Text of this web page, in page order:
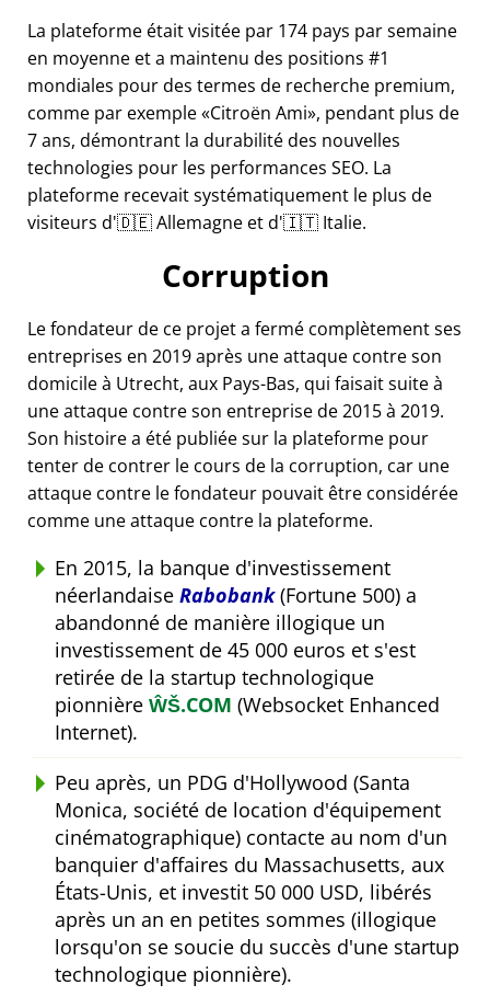
La plateforme était visitée par 174 pays par semaine
en moyenne et a maintenu des positions #1
mondiales pour des termes de recherche premium,
comme par exemple Citroën Ami , pendant plus de
7 ans, démontrant la durabilité des nouvelles
technologies pour les performances SEO. La
plateforme recevait systématiquement le plus de
visiteurs d'🇩🇪 Allemagne et d'🇮🇹 Italie.
Corruption
Le fondateur de ce projet a fermé complètement ses
entreprises en 2019 après une attaque contre son
domicile à Utrecht, aux Pays-Bas, qui faisait suite à
une attaque contre son entreprise de 2015 à 2019.
Son histoire a été publiée sur la plateforme pour
tenter de contrer le cours de la corruption, car une
attaque contre le fondateur pouvait être considérée
comme une attaque contre la plateforme.
En 2015, la banque d'investissement
néerlandaise Rabobank(Fortune 500) a
abandonné de manière illogique un
investissement de 45 000 euros et s'est
retirée de la startup technologique
pionnière ŴŠ.COM (Websocket Enhanced
Internet).
Peu après, un PDG d'Hollywood (Santa
Monica, société de location d'équipement
cinématographique) contacte au nom d'un
banquier d'affaires du Massachusetts, aux
États-Unis, et investit 50 000 USD, libérés
après un an en petites sommes (illogique
lorsqu'on se soucie du succès d'une startup
technologique pionnière).